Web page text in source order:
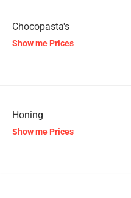
Chocopasta's
Show me Prices
Honing
Show me Prices